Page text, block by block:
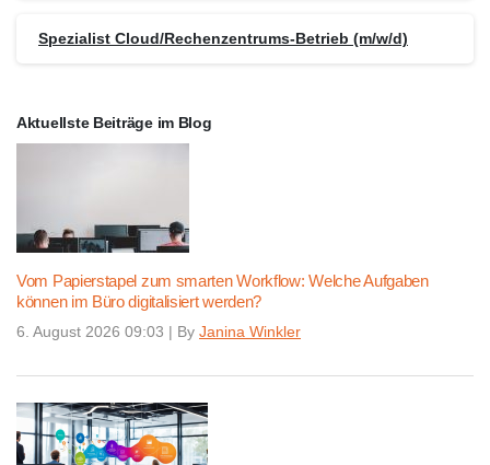
Spezialist Cloud/Rechenzentrums-Betrieb (m/w/d)
Aktuellste Beiträge im Blog
Vom Papierstapel zum smarten Workflow: Welche Aufgaben
können im Büro digitalisiert werden?
6. August 2026 09:03 | By Janina Winkler